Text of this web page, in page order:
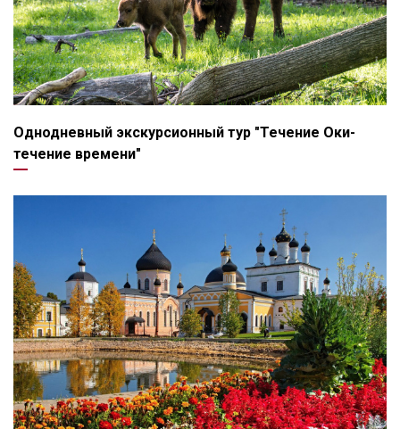
Однодневный экскурсионный тур "Течение Оки-
течение времени"